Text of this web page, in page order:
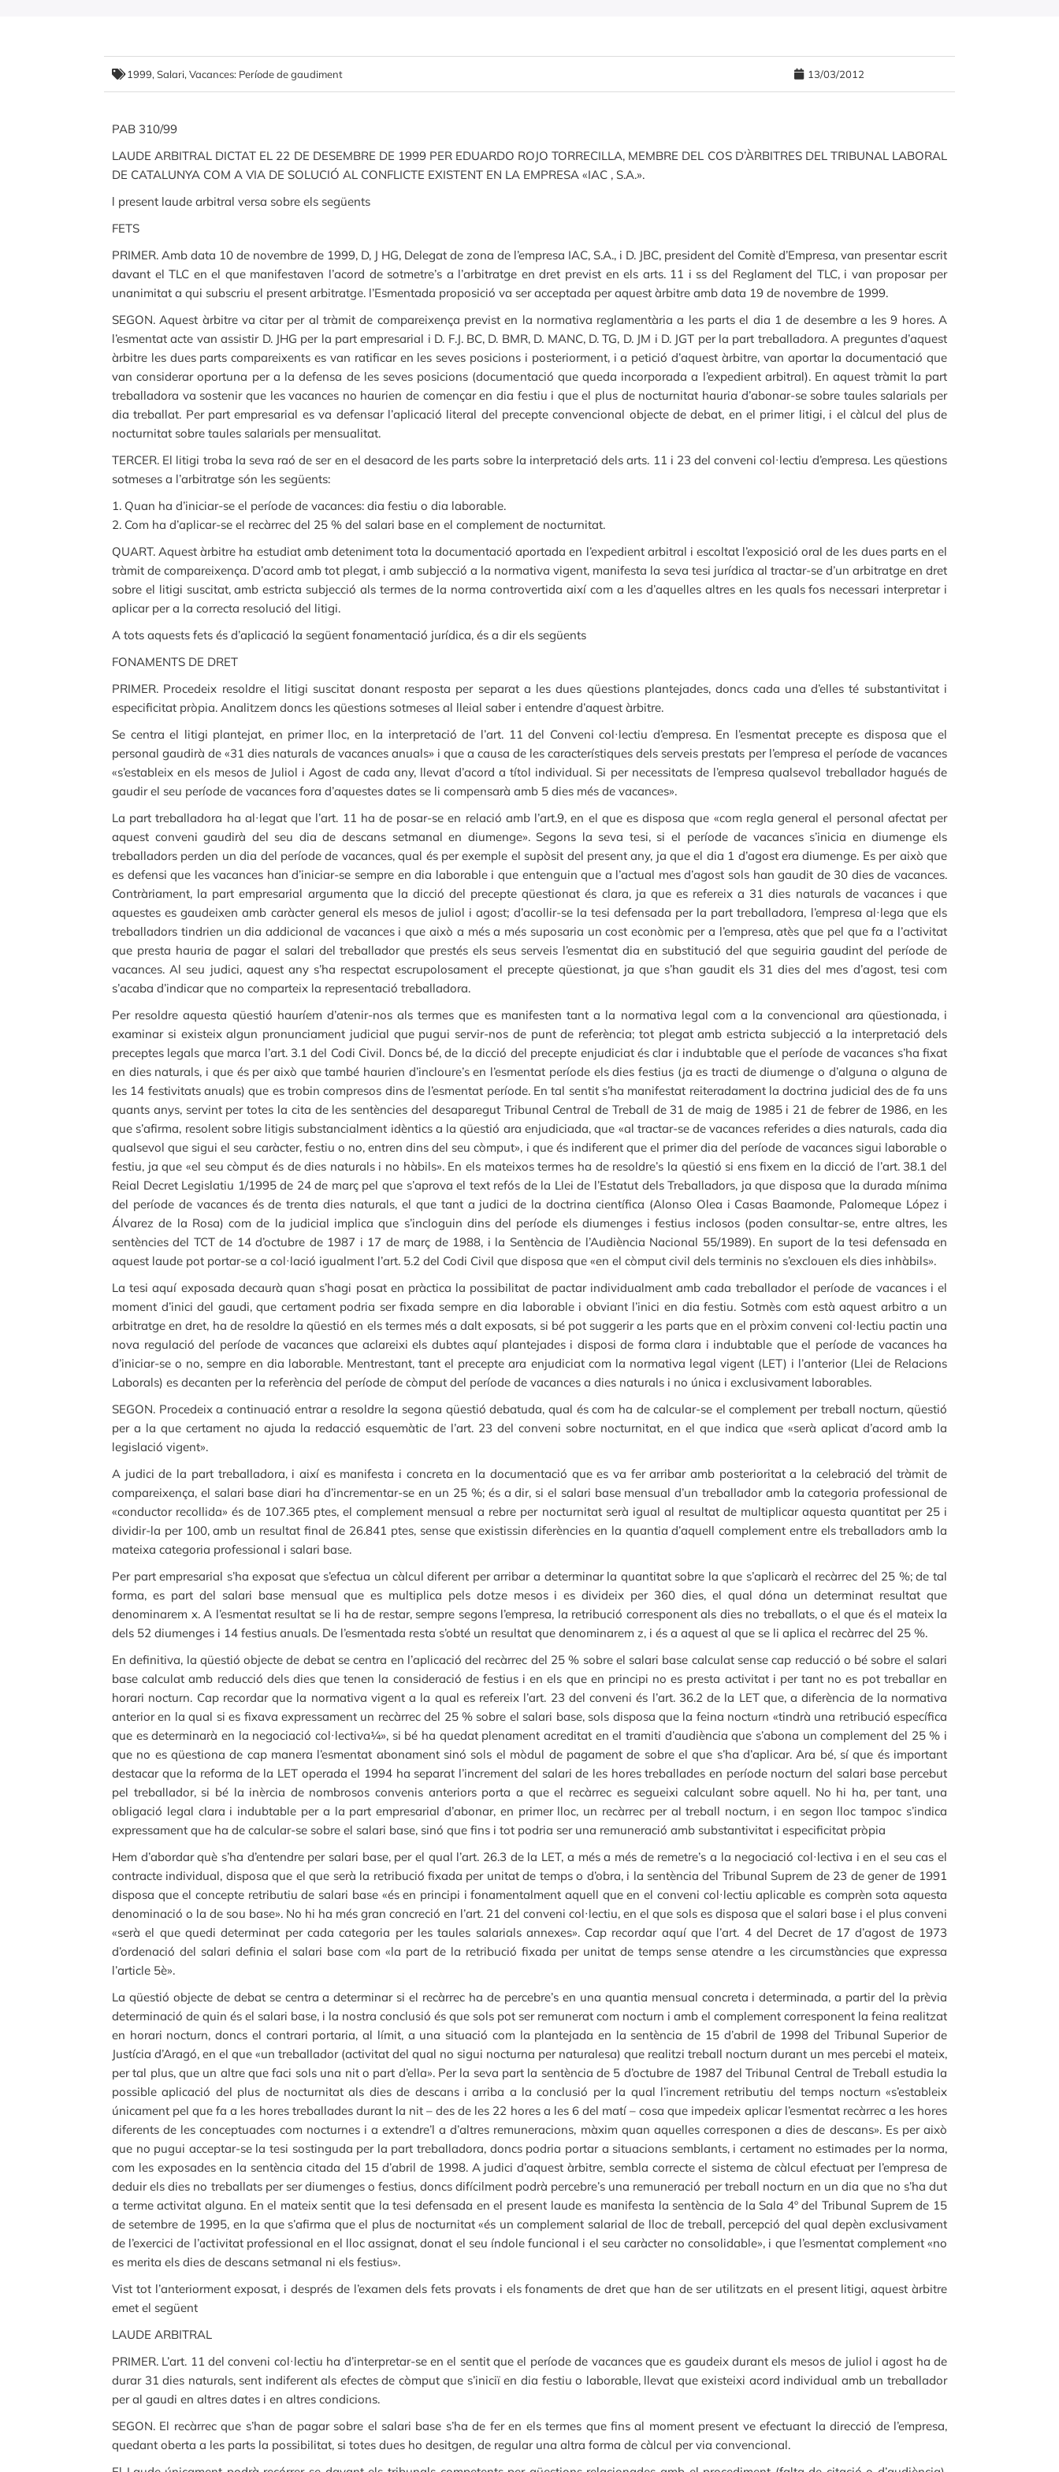
1999, Salari, Vacances: Període de gaudiment 13/03/2012
PAB 310/99
LAUDE ARBITRAL DICTAT EL 22 DE DESEMBRE DE 1999 PER EDUARDO ROJO TORRECILLA, MEMBRE DEL COS D’ÀRBITRES DEL TRIBUNAL LABORAL
DE CATALUNYA COM A VIA DE SOLUCIÓ AL CONFLICTE EXISTENT EN LA EMPRESA «IAC , S.A.».
l present laude arbitral versa sobre els següents
FETS
PRIMER. Amb data 10 de novembre de 1999, D, J HG, Delegat de zona de l’empresa IAC, S.A., i D. JBC, president del Comitè d’Empresa, van presentar escrit
davant el TLC en el que manifestaven l’acord de sotmetre’s a l’arbitratge en dret previst en els arts. 11 i ss del Reglament del TLC, i van proposar per
unanimitat a qui subscriu el present arbitratge. l’Esmentada proposició va ser acceptada per aquest àrbitre amb data 19 de novembre de 1999.
SEGON. Aquest àrbitre va citar per al tràmit de compareixença previst en la normativa reglamentària a les parts el dia 1 de desembre a les 9 hores. A
l’esmentat acte van assistir D. JHG per la part empresarial i D. F.J. BC, D. BMR, D. MANC, D. TG, D. JM i D. JGT per la part treballadora. A preguntes d’aquest
àrbitre les dues parts compareixents es van ratificar en les seves posicions i posteriorment, i a petició d’aquest àrbitre, van aportar la documentació que
van considerar oportuna per a la defensa de les seves posicions (documentació que queda incorporada a l’expedient arbitral). En aquest tràmit la part
treballadora va sostenir que les vacances no haurien de començar en dia festiu i que el plus de nocturnitat hauria d’abonar-se sobre taules salarials per
dia treballat. Per part empresarial es va defensar l’aplicació literal del precepte convencional objecte de debat, en el primer litigi, i el càlcul del plus de
nocturnitat sobre taules salarials per mensualitat.
TERCER. El litigi troba la seva raó de ser en el desacord de les parts sobre la interpretació dels arts. 11 i 23 del conveni col·lectiu d’empresa. Les qüestions
sotmeses a l’arbitratge són les següents:
1. Quan ha d’iniciar-se el període de vacances: dia festiu o dia laborable.
2. Com ha d’aplicar-se el recàrrec del 25 % del salari base en el complement de nocturnitat.
QUART. Aquest àrbitre ha estudiat amb deteniment tota la documentació aportada en l’expedient arbitral i escoltat l’exposició oral de les dues parts en el
tràmit de compareixença. D’acord amb tot plegat, i amb subjecció a la normativa vigent, manifesta la seva tesi jurídica al tractar-se d’un arbitratge en dret
sobre el litigi suscitat, amb estricta subjecció als termes de la norma controvertida així com a les d’aquelles altres en les quals fos necessari interpretar i
aplicar per a la correcta resolució del litigi.
A tots aquests fets és d’aplicació la següent fonamentació jurídica, és a dir els següents
FONAMENTS DE DRET
PRIMER. Procedeix resoldre el litigi suscitat donant resposta per separat a les dues qüestions plantejades, doncs cada una d’elles té substantivitat i
especificitat pròpia. Analitzem doncs les qüestions sotmeses al lleial saber i entendre d’aquest àrbitre.
Se centra el litigi plantejat, en primer lloc, en la interpretació de l’art. 11 del Conveni col·lectiu d’empresa. En l’esmentat precepte es disposa que el
personal gaudirà de «31 dies naturals de vacances anuals» i que a causa de les característiques dels serveis prestats per l’empresa el període de vacances
«s’estableix en els mesos de Juliol i Agost de cada any, llevat d’acord a títol individual. Si per necessitats de l’empresa qualsevol treballador hagués de
gaudir el seu període de vacances fora d’aquestes dates se li compensarà amb 5 dies més de vacances».
La part treballadora ha al·legat que l’art. 11 ha de posar-se en relació amb l’art.9, en el que es disposa que «com regla general el personal afectat per
aquest conveni gaudirà del seu dia de descans setmanal en diumenge». Segons la seva tesi, si el període de vacances s’inicia en diumenge els
treballadors perden un dia del període de vacances, qual és per exemple el supòsit del present any, ja que el dia 1 d’agost era diumenge. Es per això que
es defensi que les vacances han d’iniciar-se sempre en dia laborable i que entenguin que a l’actual mes d’agost sols han gaudit de 30 dies de vacances.
Contràriament, la part empresarial argumenta que la dicció del precepte qüestionat és clara, ja que es refereix a 31 dies naturals de vacances i que
aquestes es gaudeixen amb caràcter general els mesos de juliol i agost; d’acollir-se la tesi defensada per la part treballadora, l’empresa al·lega que els
treballadors tindrien un dia addicional de vacances i que això a més a més suposaria un cost econòmic per a l’empresa, atès que pel que fa a l’activitat
que presta hauria de pagar el salari del treballador que prestés els seus serveis l’esmentat dia en substitució del que seguiria gaudint del període de
vacances. Al seu judici, aquest any s’ha respectat escrupolosament el precepte qüestionat, ja que s’han gaudit els 31 dies del mes d’agost, tesi com
s’acaba d’indicar que no comparteix la representació treballadora.
Per resoldre aquesta qüestió hauríem d’atenir-nos als termes que es manifesten tant a la normativa legal com a la convencional ara qüestionada, i
examinar si existeix algun pronunciament judicial que pugui servir-nos de punt de referència; tot plegat amb estricta subjecció a la interpretació dels
preceptes legals que marca l’art. 3.1 del Codi Civil. Doncs bé, de la dicció del precepte enjudiciat és clar i indubtable que el període de vacances s’ha fixat
en dies naturals, i que és per això que també haurien d’incloure’s en l’esmentat període els dies festius (ja es tracti de diumenge o d’alguna o alguna de
les 14 festivitats anuals) que es trobin compresos dins de l’esmentat període. En tal sentit s’ha manifestat reiteradament la doctrina judicial des de fa uns
quants anys, servint per totes la cita de les sentències del desaparegut Tribunal Central de Treball de 31 de maig de 1985 i 21 de febrer de 1986, en les
que s’afirma, resolent sobre litigis substancialment idèntics a la qüestió ara enjudiciada, que «al tractar-se de vacances referides a dies naturals, cada dia
qualsevol que sigui el seu caràcter, festiu o no, entren dins del seu còmput», i que és indiferent que el primer dia del període de vacances sigui laborable o
festiu, ja que «el seu còmput és de dies naturals i no hàbils». En els mateixos termes ha de resoldre’s la qüestió si ens fixem en la dicció de l’art. 38.1 del
Reial Decret Legislatiu 1/1995 de 24 de març pel que s’aprova el text refós de la Llei de l’Estatut dels Treballadors, ja que disposa que la durada mínima
del període de vacances és de trenta dies naturals, el que tant a judici de la doctrina científica (Alonso Olea i Casas Baamonde, Palomeque López i
Álvarez de la Rosa) com de la judicial implica que s’incloguin dins del període els diumenges i festius inclosos (poden consultar-se, entre altres, les
sentències del TCT de 14 d’octubre de 1987 i 17 de març de 1988, i la Sentència de l’Audiència Nacional 55/1989). En suport de la tesi defensada en
aquest laude pot portar-se a col·lació igualment l’art. 5.2 del Codi Civil que disposa que «en el còmput civil dels terminis no s’exclouen els dies inhàbils».
La tesi aquí exposada decaurà quan s’hagi posat en pràctica la possibilitat de pactar individualment amb cada treballador el període de vacances i el
moment d’inici del gaudi, que certament podria ser fixada sempre en dia laborable i obviant l’inici en dia festiu. Sotmès com està aquest arbitro a un
arbitratge en dret, ha de resoldre la qüestió en els termes més a dalt exposats, si bé pot suggerir a les parts que en el pròxim conveni col·lectiu pactin una
nova regulació del període de vacances que aclareixi els dubtes aquí plantejades i disposi de forma clara i indubtable que el període de vacances ha
d’iniciar-se o no, sempre en dia laborable. Mentrestant, tant el precepte ara enjudiciat com la normativa legal vigent (LET) i l’anterior (Llei de Relacions
Laborals) es decanten per la referència del període de còmput del període de vacances a dies naturals i no única i exclusivament laborables.
SEGON. Procedeix a continuació entrar a resoldre la segona qüestió debatuda, qual és com ha de calcular-se el complement per treball nocturn, qüestió
per a la que certament no ajuda la redacció esquemàtic de l’art. 23 del conveni sobre nocturnitat, en el que indica que «serà aplicat d’acord amb la
legislació vigent».
A judici de la part treballadora, i així es manifesta i concreta en la documentació que es va fer arribar amb posterioritat a la celebració del tràmit de
compareixença, el salari base diari ha d’incrementar-se en un 25 %; és a dir, si el salari base mensual d’un treballador amb la categoria professional de
«conductor recollida» és de 107.365 ptes, el complement mensual a rebre per nocturnitat serà igual al resultat de multiplicar aquesta quantitat per 25 i
dividir-la per 100, amb un resultat final de 26.841 ptes, sense que existissin diferències en la quantia d’aquell complement entre els treballadors amb la
mateixa categoria professional i salari base.
Per part empresarial s’ha exposat que s’efectua un càlcul diferent per arribar a determinar la quantitat sobre la que s’aplicarà el recàrrec del 25 %; de tal
forma, es part del salari base mensual que es multiplica pels dotze mesos i es divideix per 360 dies, el qual dóna un determinat resultat que
denominarem x. A l’esmentat resultat se li ha de restar, sempre segons l’empresa, la retribució corresponent als dies no treballats, o el que és el mateix la
dels 52 diumenges i 14 festius anuals. De l’esmentada resta s’obté un resultat que denominarem z, i és a aquest al que se li aplica el recàrrec del 25 %.
En definitiva, la qüestió objecte de debat se centra en l’aplicació del recàrrec del 25 % sobre el salari base calculat sense cap reducció o bé sobre el salari
base calculat amb reducció dels dies que tenen la consideració de festius i en els que en principi no es presta activitat i per tant no es pot treballar en
horari nocturn. Cap recordar que la normativa vigent a la qual es refereix l’art. 23 del conveni és l’art. 36.2 de la LET que, a diferència de la normativa
anterior en la qual si es fixava expressament un recàrrec del 25 % sobre el salari base, sols disposa que la feina nocturn «tindrà una retribució específica
que es determinarà en la negociació col·lectiva¼», si bé ha quedat plenament acreditat en el tramiti d’audiència que s’abona un complement del 25 % i
que no es qüestiona de cap manera l’esmentat abonament sinó sols el mòdul de pagament de sobre el que s’ha d’aplicar. Ara bé, sí que és important
destacar que la reforma de la LET operada el 1994 ha separat l’increment del salari de les hores treballades en període nocturn del salari base percebut
pel treballador, si bé la inèrcia de nombrosos convenis anteriors porta a que el recàrrec es segueixi calculant sobre aquell. No hi ha, per tant, una
obligació legal clara i indubtable per a la part empresarial d’abonar, en primer lloc, un recàrrec per al treball nocturn, i en segon lloc tampoc s’indica
expressament que ha de calcular-se sobre el salari base, sinó que fins i tot podria ser una remuneració amb substantivitat i especificitat pròpia
Hem d’abordar què s’ha d’entendre per salari base, per el qual l’art. 26.3 de la LET, a més a més de remetre’s a la negociació col·lectiva i en el seu cas el
contracte individual, disposa que el que serà la retribució fixada per unitat de temps o d’obra, i la sentència del Tribunal Suprem de 23 de gener de 1991
disposa que el concepte retributiu de salari base «és en principi i fonamentalment aquell que en el conveni col·lectiu aplicable es comprèn sota aquesta
denominació o la de sou base». No hi ha més gran concreció en l’art. 21 del conveni col·lectiu, en el que sols es disposa que el salari base i el plus conveni
«serà el que quedi determinat per cada categoria per les taules salarials annexes». Cap recordar aquí que l’art. 4 del Decret de 17 d’agost de 1973
d’ordenació del salari definia el salari base com «la part de la retribució fixada per unitat de temps sense atendre a les circumstàncies que expressa
l’article 5è».
La qüestió objecte de debat se centra a determinar si el recàrrec ha de percebre’s en una quantia mensual concreta i determinada, a partir del la prèvia
determinació de quin és el salari base, i la nostra conclusió és que sols pot ser remunerat com nocturn i amb el complement corresponent la feina realitzat
en horari nocturn, doncs el contrari portaria, al límit, a una situació com la plantejada en la sentència de 15 d’abril de 1998 del Tribunal Superior de
Justícia d’Aragó, en el que «un treballador (activitat del qual no sigui nocturna per naturalesa) que realitzi treball nocturn durant un mes percebi el mateix,
per tal plus, que un altre que faci sols una nit o part d’ella». Per la seva part la sentència de 5 d’octubre de 1987 del Tribunal Central de Treball estudia la
possible aplicació del plus de nocturnitat als dies de descans i arriba a la conclusió per la qual l’increment retributiu del temps nocturn «s’estableix
únicament pel que fa a les hores treballades durant la nit – des de les 22 hores a les 6 del matí – cosa que impedeix aplicar l’esmentat recàrrec a les hores
diferents de les conceptuades com nocturnes i a extendre’l a d’altres remuneracions, màxim quan aquelles corresponen a dies de descans». Es per això
que no pugui acceptar-se la tesi sostinguda per la part treballadora, doncs podria portar a situacions semblants, i certament no estimades per la norma,
com les exposades en la sentència citada del 15 d’abril de 1998. A judici d’aquest àrbitre, sembla correcte el sistema de càlcul efectuat per l’empresa de
deduir els dies no treballats per ser diumenges o festius, doncs difícilment podrà percebre’s una remuneració per treball nocturn en un dia que no s’ha dut
a terme activitat alguna. En el mateix sentit que la tesi defensada en el present laude es manifesta la sentència de la Sala 4º del Tribunal Suprem de 15
de setembre de 1995, en la que s’afirma que el plus de nocturnitat «és un complement salarial de lloc de treball, percepció del qual depèn exclusivament
de l’exercici de l’activitat professional en el lloc assignat, donat el seu índole funcional i el seu caràcter no consolidable», i que l’esmentat complement «no
es merita els dies de descans setmanal ni els festius».
Vist tot l’anteriorment exposat, i després de l’examen dels fets provats i els fonaments de dret que han de ser utilitzats en el present litigi, aquest àrbitre
emet el següent
LAUDE ARBITRAL
PRIMER. L’art. 11 del conveni col·lectiu ha d’interpretar-se en el sentit que el període de vacances que es gaudeix durant els mesos de juliol i agost ha de
durar 31 dies naturals, sent indiferent als efectes de còmput que s’iniciï en dia festiu o laborable, llevat que existeixi acord individual amb un treballador
per al gaudi en altres dates i en altres condicions.
SEGON. El recàrrec que s’han de pagar sobre el salari base s’ha de fer en els termes que fins al moment present ve efectuant la direcció de l’empresa,
quedant oberta a les parts la possibilitat, si totes dues ho desitgen, de regular una altra forma de càlcul per via convencional.